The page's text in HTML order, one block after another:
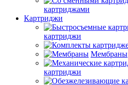
картриджами
Картриджи
картриджи
Мембраны
картриджи